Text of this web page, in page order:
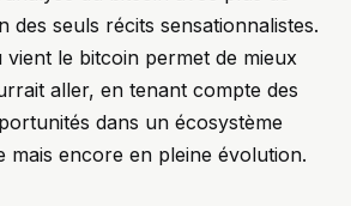
des seuls récits sensationnalistes.
vient le bitcoin permet de mieux
aller, en tenant compte des
dans un écosystème
mais encore en pleine évolution.